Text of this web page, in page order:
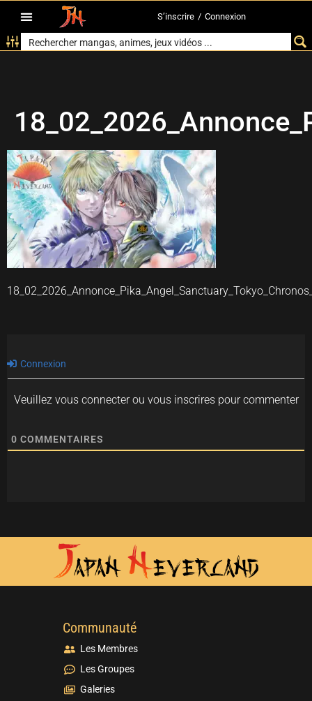
S’inscrire / Connexion
Connexion
Veuillez vous connecter ou vous inscrires pour commenter
0 COMMENTAIRES
Communauté
Les Membres
Les Groupes
Galeries